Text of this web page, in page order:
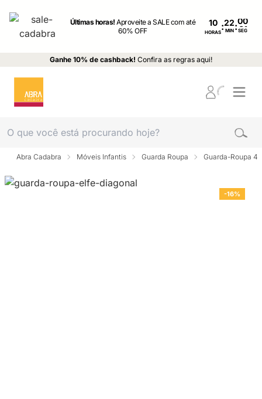
Últimas horas!Aproveite a SALE com até
60% OFF
10
HORAS: MIN : SEG
Ganhe 10% de cashback! Confira as regras aqui!
Abra Cadabra Móveis Infantis Guarda Roupa Guarda-Roupa 4
-16%